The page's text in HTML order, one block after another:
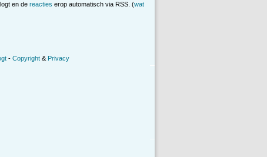
en de reacties erop automatisch via RSS. (wat
- Copyright & Privacy